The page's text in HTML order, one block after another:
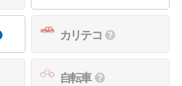
カリテコ
自転車